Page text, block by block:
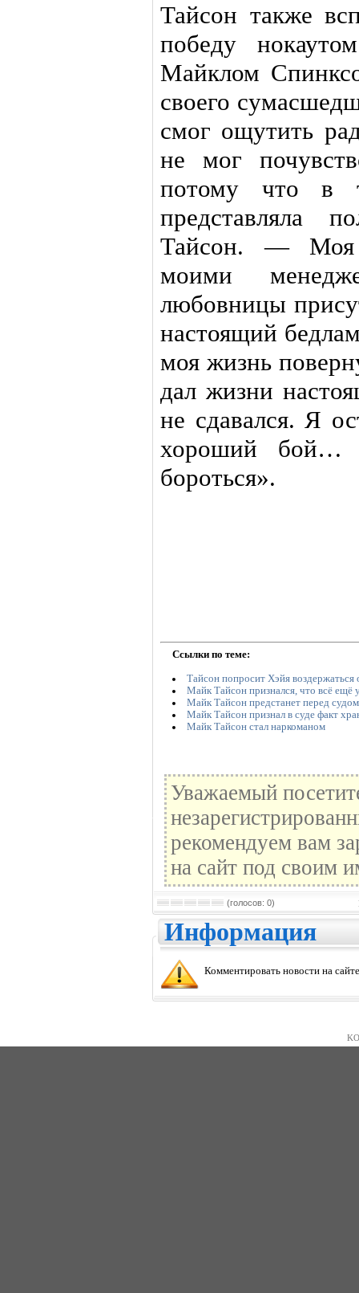
Тайсон также
победу
Майклом
своего
смог ощутить
не мог
потому что в
представляла
Тайсон. — Моя
моими
любовницы
настоящий
моя жизнь
дал жизни
не сдавался. Я
хороший бой…
бороться».
Ссылки по теме:
Тайсон попросит Хэйя воздержаться
Майк Тайсон признался, что всё ещё
Майк Тайсон предстанет перед судом
Майк Тайсон признал в суде факт
Майк Тайсон стал наркоманом
Уважаемый
рекомендуем вам
на сайт под своим
(голосов: 0)
Информация
Комментировать новости на